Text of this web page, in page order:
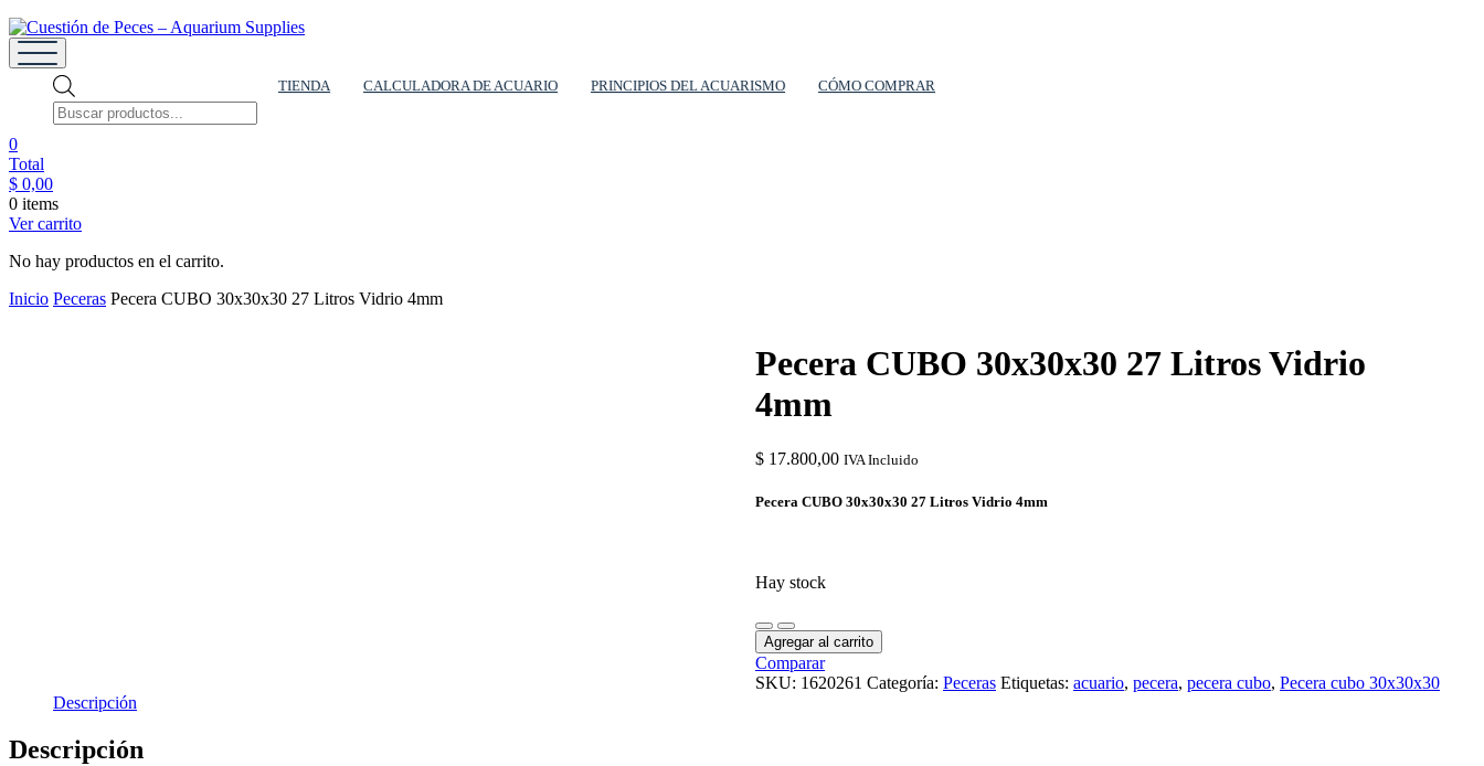
Cuestión de Peces – Aquarium Supplies
Accesorios e Insumos Para Acuarismo
TIENDA CALCULADORA DE ACUARIO PRINCIPIOS DEL ACUARISMO CÓMO COMPRAR
0
Total
$ 0,00
0 items
Ver carrito
No hay productos en el carrito.
Inicio Peceras Pecera CUBO 30x30x30 27 Litros Vidrio 4mm
Pecera CUBO 30x30x30 27 Litros Vidrio
4mm
$ 17.800,00 IVA Incluido
Pecera CUBO 30x30x30 27 Litros Vidrio 4mm
Hay stock
Agregar al carrito
Comparar
SKU: 1620261 Categoría: Peceras Etiquetas: acuario, pecera, pecera cubo, Pecera cubo 30x30x30
Descripción
Descripción